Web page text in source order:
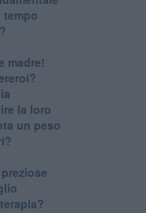
madre!
la loro
un peso